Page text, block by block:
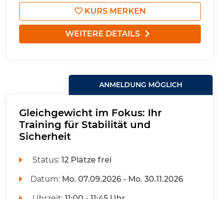
KURS MERKEN
WEITERE DETAILS
ANMELDUNG MÖGLICH
Gleichgewicht im Fokus: Ihr
Training für Stabilität und
Sicherheit
Status:12 Plätze frei
Datum: Mo. 07.09.2026 - Mo. 30.11.2026